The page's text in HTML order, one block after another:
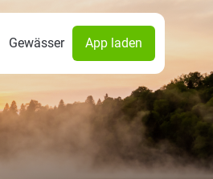
Gewässer App laden